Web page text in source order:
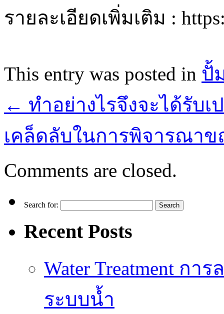
รายละเอียดเพิ่มเติม :
This entry was posted in ปั้
← ทำอย่างไรจึงจะได้รับ
เคล็ดลับในการพิจารณา
Comments are closed.
Search for:
Recent Posts
Water Treatment ก
ระบบน้ำ